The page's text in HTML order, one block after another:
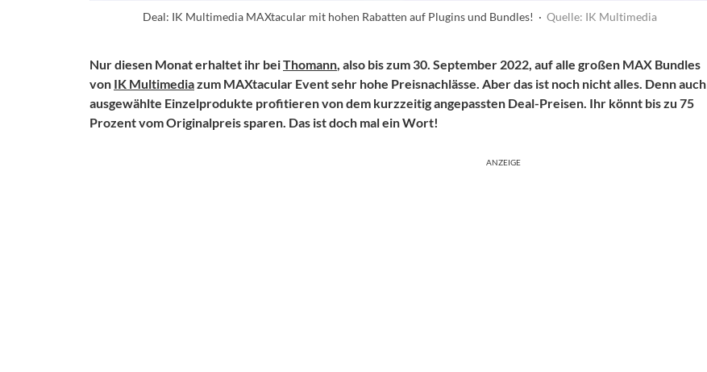
Deal: IK Multimedia MAXtacular mit hohen Rabatten auf Plugins und Bundles! · Quelle: IK Multimedia
Nur diesen Monat erhaltet ihr beiThomann, also bis zum 30. September 2022, auf alle großen MAX Bundles
von IK Multimediazum MAXtacular Event sehr hohe Preisnachlässe. Aber das ist noch nicht alles. Denn auch
ausgewählte Einzelprodukte profitieren von dem kurzzeitig angepassten Deal-Preisen. Ihr könnt bis zu 75
Prozent vom Originalpreis sparen. Das ist doch mal ein Wort!
ANZEIGE